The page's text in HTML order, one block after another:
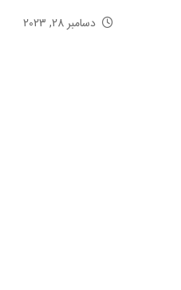
دسامبر 28, 2023